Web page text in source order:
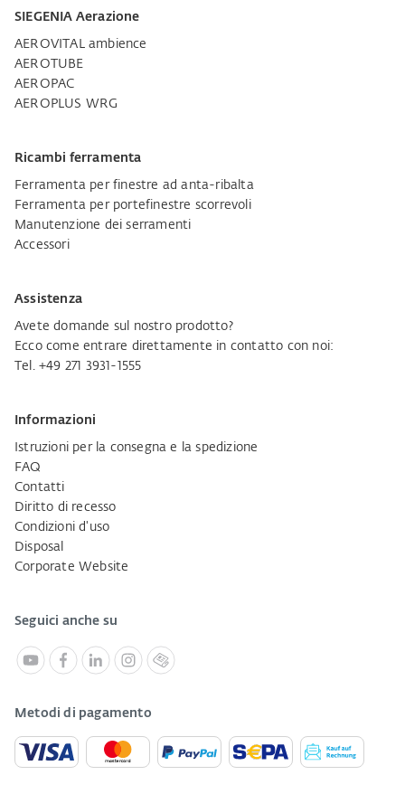
SIEGENIA Aerazione
AEROVITAL ambience
AEROTUBE
AEROPAC
AEROPLUS WRG
Ricambi ferramenta
Ferramenta per finestre ad anta-ribalta
Ferramenta per portefinestre scorrevoli
Manutenzione dei serramenti
Accessori
Assistenza
Avete domande sul nostro prodotto?
Ecco come entrare direttamente in contatto con noi:
Tel. +49 271 3931-1555
Informazioni
Istruzioni per la consegna e la spedizione
FAQ
Contatti
Diritto di recesso
Condizioni d'uso
Disposal
Corporate Website
Seguici anche su
Metodi di pagamento